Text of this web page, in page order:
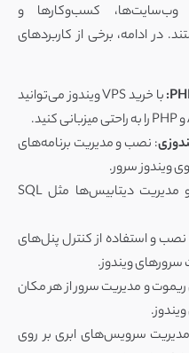
کسب‌وکارها و
در ادامه، برخی از کاربردهای
با خرید VPS ویندوز می‌توانید
: نصب و مدیریت برنامه‌های
ویندوز سرور.
میزبانی و مدیریت دیتابیس‌ها مثل SQL
نصب و استفاده از کنترل پنل‌های
و مدیریت سرور از هر مکان
مدیریت سرویس‌های ابری بر روی